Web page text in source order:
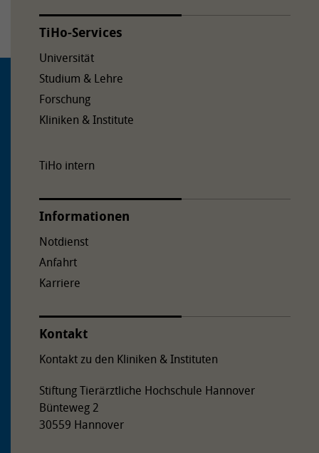
TiHo-Services
Universität
Studium & Lehre
Forschung
Kliniken & Institute
TiHo intern
Informationen
Notdienst
Anfahrt
Karriere
Kontakt
Kontakt zu den Kliniken & Instituten
Stiftung Tierärztliche Hochschule Hannover
Bünteweg 2
30559 Hannover